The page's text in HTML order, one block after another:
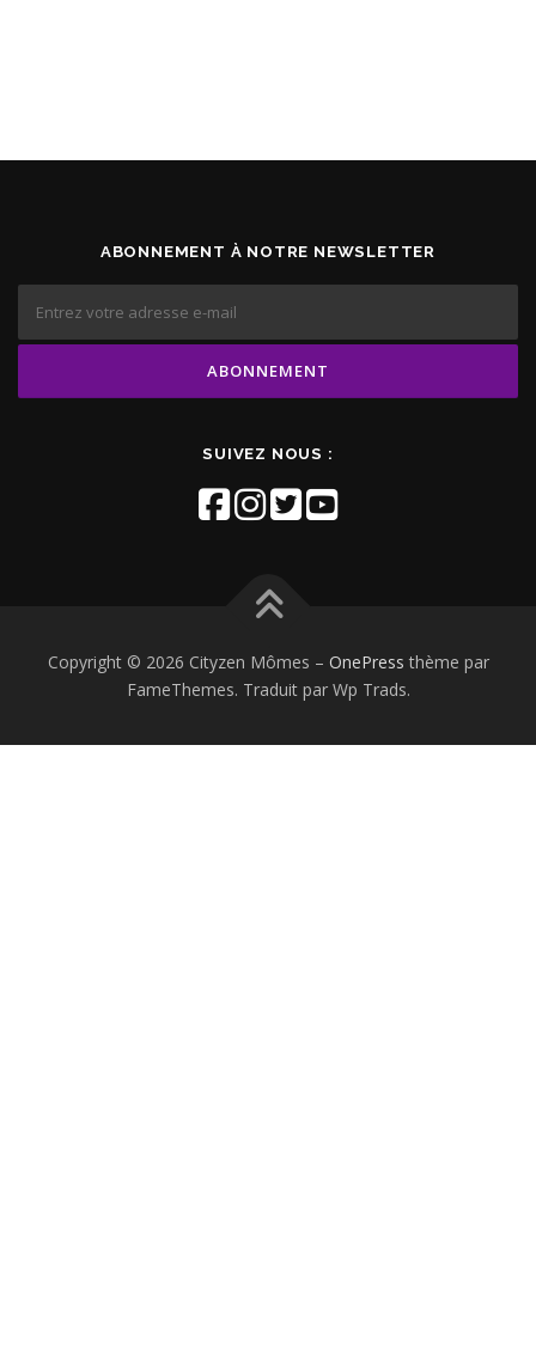
ABONNEMENT À NOTRE NEWSLETTER
SUIVEZ NOUS :
Copyright © 2026 Cityzen Mômes – OnePress thème par
FameThemes. Traduit par Wp Trads.